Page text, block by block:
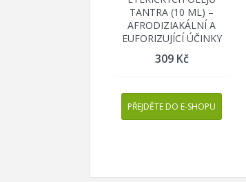
TANTRA (10 ML) –
AFRODIZIAKÁLNÍ A
EUFORIZUJÍCÍ ÚČINKY
309 Kč
PŘEJDĚTE DO E-SHOPU